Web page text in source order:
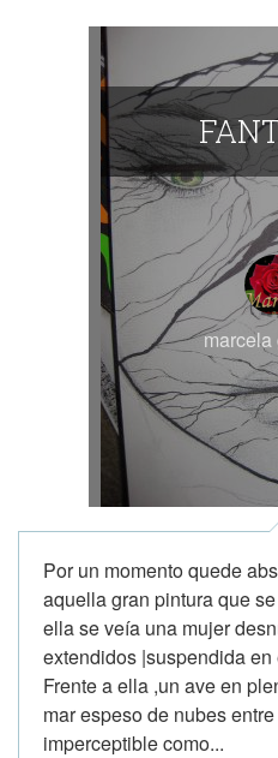
marcela
Por un momento quede
aquella gran pintura que
ella se veía una mujer
extendidos |suspendida
Frente a ella ,un ave en
mar espeso de nubes
imperceptible como...